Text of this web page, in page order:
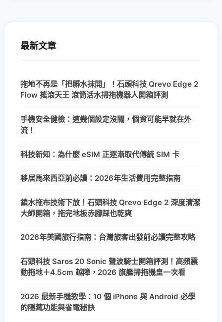
最新文章
拖地不再是「把髒水抹開」！石頭科技 Qrevo Edge 2
Flow 搖滾天王 滾筒活水掃拖機器人開箱評測
手機安全健檢：這幾個設定沒關，個資可能早就在外
流！
科技新知：為什麼 eSIM 正逐漸取代傳統 SIM 卡
移居馬來西亞前必讀：2026年生活費用完整指南
鎖水拖布技術下放！石頭科技 Qrevo Edge 2 深度清潔
大師開箱，拖完地板赤腳踩也乾爽
2026年美國旅行指南：台灣旅客出發前必讀完整攻略
石頭科技 Saros 20 Sonic 聲波騎士開箱評測！高頻震
動拖地＋4.5cm 越障，2026 旗艦掃拖機皇一次看
2026 最新手機教學：10 個 iPhone 與 Android 必學
的隱藏功能與省電秘訣